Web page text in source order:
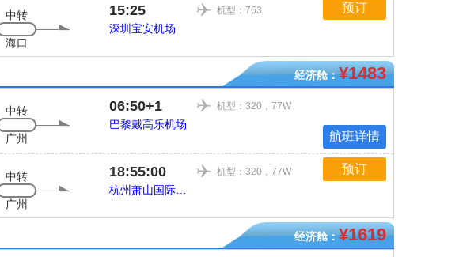
中转
海口
15:25
深圳宝安机场
机型：763 预订
经济舱：¥1483
中转
广州
06:50+1
巴黎戴高乐机场
机型：320，77W
航班详情
中转
广州
18:55:00 机型：320，77W 预订
经济舱：¥1619